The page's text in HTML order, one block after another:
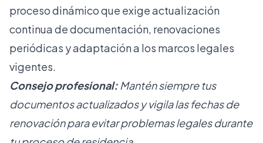
proceso dinámico que exige actualización
continua de documentación, renovaciones
periódicas y adaptación a los marcos legales
vigentes.
Consejo profesional: Mantén siempre tus
documentos actualizados y vigila las fechas de
renovación para evitar problemas legales durante